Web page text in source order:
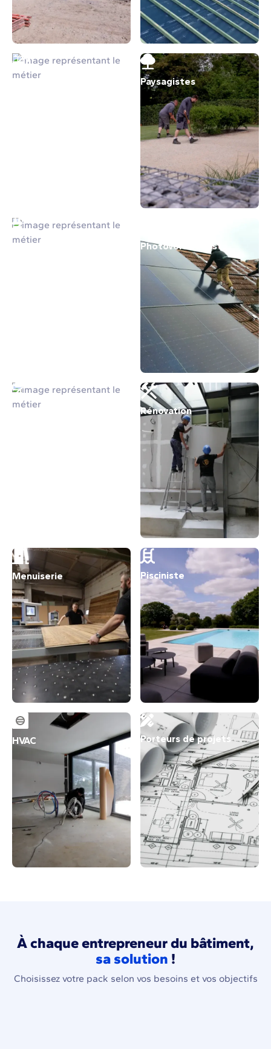
Terrassement Paysagistes
Electricité Photovoltaïques
Peinture Rénovation
Menuiserie Pisciniste
HVAC Porteurs de projets
À chaque entrepreneur du bâtiment,
sa solution !
Choisissez votre pack selon vos besoins et vos objectifs